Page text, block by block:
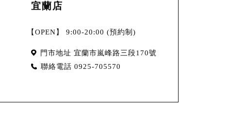
宜蘭店
【OPEN】 9:00-20:00 (預約制)
門市地址 宜蘭市嵐峰路三段170號
聯絡電話 0925-705570